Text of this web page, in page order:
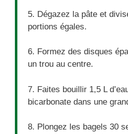
5. Dégazez la pâte et
portions égales.
6. Formez des disques
un trou au centre.
7. Faites bouillir 1,5 L
bicarbonate dans une
8. Plongez les bagels 30